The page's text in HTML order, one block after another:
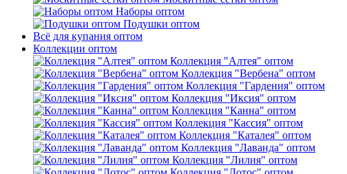
Наборы оптом
Подушки оптом
Всё для купания оптом
Коллекции оптом
Коллекция "Алтея" оптом
Коллекция "Вербена" оптом
Коллекция "Гардения" оптом
Коллекция "Иксия" оптом
Коллекция "Канна" оптом
Коллекция "Кассия" оптом
Коллекция "Каталея" оптом
Коллекция "Лаванда" оптом
Коллекция "Лилия" оптом